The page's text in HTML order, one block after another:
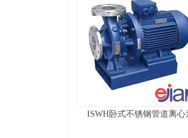
ISWH卧式不锈钢管道离心